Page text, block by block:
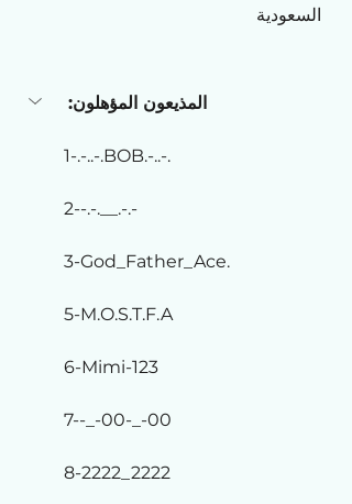
السعودية
المذيعون المؤهلون:
1-.-..-.BOB.-..-.
2--.-.__.-.-
3-God_Father_Ace.
5-M.O.S.T.F.A
6-Mimi-123
7--_-00-_-00
8-2222_2222